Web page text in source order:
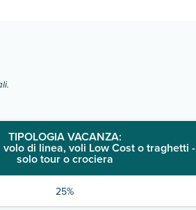
TIPOLOGIA VACANZA:
di linea, voli Low Cost o traghetti -
solo tour o crociera
25%